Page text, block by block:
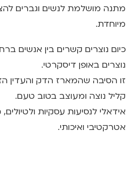
מתנה מושלמת לנשים וגברים
מיוחדת.
כיום נוצרים קשרים בין אנשים
נוצרים באופן דיסקרטי.
זו הסיבה שהמארז הדק והעדין
קליל נוצה ומעוצב בטוב טעם.
אידאלי לנסיעות עסקיות
אטרקטיבי ואיכותי.